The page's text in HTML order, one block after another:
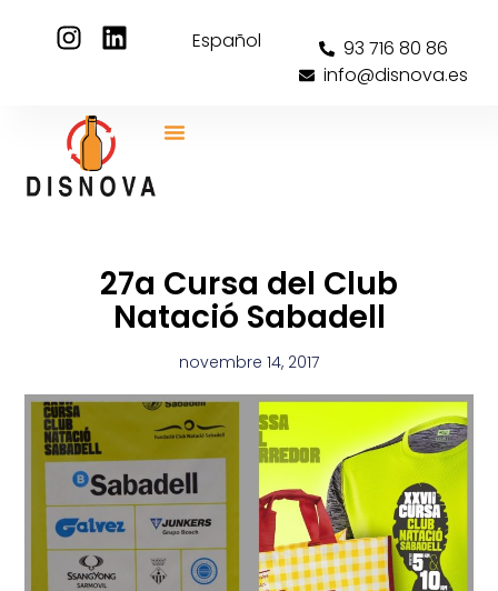
93 716 80 86
info@disnova.es
Español
27a Cursa del Club
Natació Sabadell
novembre 14, 2017